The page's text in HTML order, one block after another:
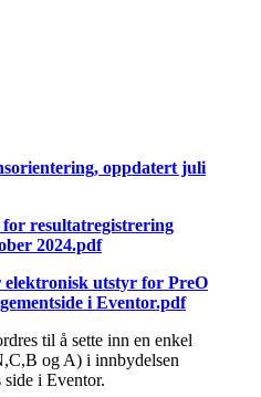
oppdatert juli
resultatregistrering
2024.pdf
utstyr for PreO
i Eventor.pdf
til å sette inn en enkel
og A) i innbydelsen
side i Eventor.